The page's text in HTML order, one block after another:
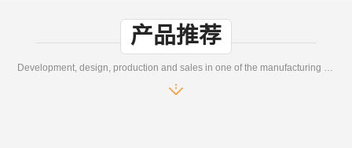
产品推荐
Development, design, production and sales in one of the manufacturing enterprises